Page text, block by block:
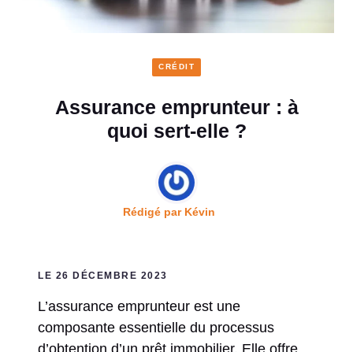
CRÉDIT
Assurance emprunteur : à
quoi sert-elle ?
Rédigé par Kévin
LE 26 DÉCEMBRE 2023
L’assurance emprunteur est une
composante essentielle du processus
d’obtention d’un prêt immobilier. Elle offre